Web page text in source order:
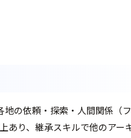
の依頼・探索・人間関係（
り、継承スキルで他のア